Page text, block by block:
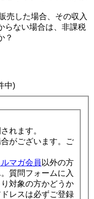
売した場合、その収入
らない場合は、非課税
？
中)
れます。
がございます。ご
ルマガ会員 以外の方
質問フォームに入
対象の方かどうか
レスは必ずご登録